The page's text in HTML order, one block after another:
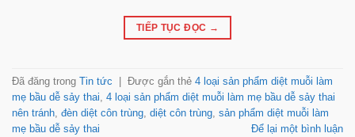
TIẾP TỤC ĐỌC →
Đã đăng trong Tin tức Được gắn thẻ 4 loại sản phẩm diệt muỗi làm
mẹ bầu dễ sảy thai, 4 loại sản phẩm diệt muỗi làm mẹ bầu dễ sảy thai
nên tránh, đèn diệt côn trùng, diệt côn trùng, sản phẩm diệt muỗi làm
mẹ bầu dễ sảy thai
Để lại một bình luận